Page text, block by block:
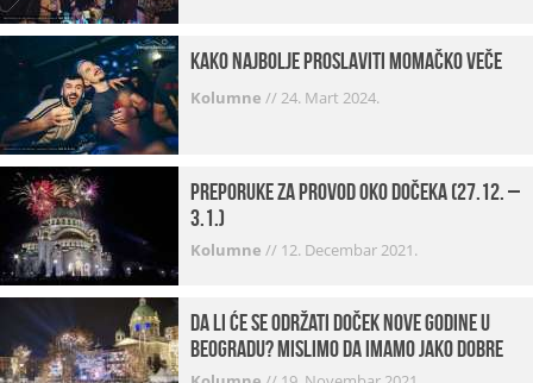
Kako najbolje proslaviti momačko veče
Kolumne //24. Mart 2024.
Preporuke za provod oko dočeka (27.12. –
3.1.)
Kolumne // 12. Decembar 2021.
Da li će se održati doček Nove godine u
Beogradu? Mislimo da imamo jako DOBRE
VESTI!